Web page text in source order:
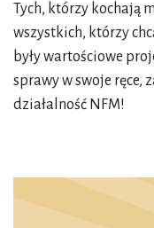
Tych, którzy kochają
wszystkich, którzy
były wartościowe
sprawy w swoje ręce,
działalność NFM!